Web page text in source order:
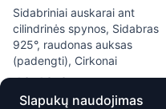
Sidabriniai auskarai ant
cilindrinės spynos, Sidabras
925°, raudonas auksas
(padengti), Cirkonai
49.42 €
Slapukų naudojimas